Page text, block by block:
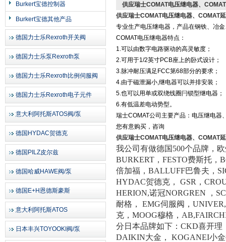
Burkert宝德控制器
Burkert宝德其他产品
德国力士乐Rexroth开关阀
德国力士乐泵Rexroth泵
德国力士乐Rexroth比例伺服阀
德国力士乐Rexroth电子元件
意大利阿托斯ATOS阀/泵
德国HYDAC贺德克
德国PILZ皮尔兹
德国哈威HAWE阀/泵
德国E+H恩德斯豪斯
意大利阿托斯ATOS
日本丰兴TOYOOKI阀/泵
供应瑞士COMAT电压继电器、
供应瑞士COMAT电压继电器、COMAT
专业生产电压继电器，产品在钢铁、冶
COMAT电压继电器特点：
1.可以由数字电路驱动的高灵敏度；
2.可用于1/2英寸PCB座上的卧式设计；
3.脉冲耐压满足FCC第68部分的要求；
4.由于磁泄漏小,继电器可以并排安装；
5.也可以用单或双绕线圈闩锁型继电器；
6.有低温差电动势型。
瑞士COMAT公司主要产品：电压继电器
您有意购买，咨询
供应瑞士COMAT电压继电器、COMAT
我公司有做德国500个品牌，
BURKERT，FESTO费斯托，
倍加福，BALLUFF巴鲁夫，
HYDAC贺德克， GSR，
HERION,诺冠NORGREN ，
耐格， EMG伺服阀，
克，MOOG穆格，
分日本品牌如下：CKD喜开
DAIKIN大金， KOGANEI小